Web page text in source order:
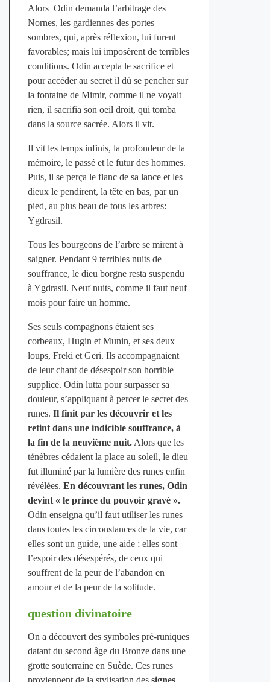
Alors Odin demanda l’arbitrage des
Nornes, les gardiennes des portes
sombres, qui, après réflexion, lui furent
favorables; mais lui imposèrent de terribles
conditions. Odin accepta le sacrifice et
pour accéder au secret il dû se pencher sur
la fontaine de Mimir, comme il ne voyait
rien, il sacrifia son oeil droit, qui tomba
dans la source sacrée. Alors il vit.
Il vit les temps infinis, la profondeur de la
mémoire, le passé et le futur des hommes.
Puis, il se perça le flanc de sa lance et les
dieux le pendirent, la tête en bas, par un
pied, au plus beau de tous les arbres:
Ygdrasil.
Tous les bourgeons de l’arbre se mirent à
saigner. Pendant 9 terribles nuits de
souffrance, le dieu borgne resta suspendu
à Ygdrasil. Neuf nuits, comme il faut neuf
mois pour faire un homme.
Ses seuls compagnons étaient ses
corbeaux, Hugin et Munin, et ses deux
loups, Freki et Geri. Ils accompagnaient
de leur chant de désespoir son horrible
supplice. Odin lutta pour surpasser sa
douleur, s’appliquant à percer le secret des
runes. Il finit par les découvrir et les
retint dans une indicible souffrance, à
la fin de la neuvième nuit.Alors que les
ténèbres cédaient la place au soleil, le dieu
fut illuminé par la lumière des runes enfin
révélées. En découvrant les runes, Odin
devint « le prince du pouvoir gravé ».
Odin enseigna qu’il faut utiliser les runes
dans toutes les circonstances de la vie, car
elles sont un guide, une aide ; elles sont
l’espoir des désespérés, de ceux qui
souffrent de la peur de l’abandon en
amour et de la peur de la solitude.
question divinatoire
On a découvert des symboles pré-runiques
datant du second âge du Bronze dans une
grotte souterraine en Suède. Ces runes
proviennent de la stylisation des signes